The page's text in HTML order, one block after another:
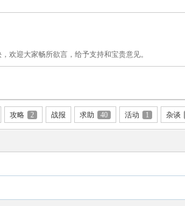
索
欢迎大家畅所欲言，给予支持和宝贵意见。
攻略 2 战报 求助 40 活动 1 杂谈